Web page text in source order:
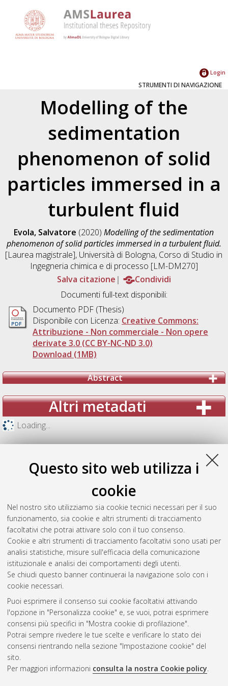
Questo sito web utilizza i
cookie
Nel nostro sito utilizziamo sia cookie tecnici necessari per il suo
funzionamento, sia cookie e altri strumenti di tracciamento
facoltativi che potrai attivare solo con il tuo consenso.
Cookie e altri strumenti di tracciamento facoltativi sono usati per
analisi statistiche, misure sull'efficacia della comunicazione
istituzionale e analisi dei comportamenti degli utenti.
Se chiudi questo banner continuerai la navigazione solo con i
cookie necessari.
Puoi esprimere il consenso sui cookie facoltativi attivando
l'opzione in "Personalizza cookie" e, se vuoi, potrai esprimere
consensi più specifici in "Mostra cookie di profilazione".
Potrai sempre rivedere le tue scelte e verificare lo stato dei
consensi rientrando nella sezione "Impostazione cookie" del
sito.
Per maggiori informazioni consulta la nostra Cookie policy.
Login
STRUMENTI DI NAVIGAZIONE
Modelling of the
sedimentation
phenomenon of solid
particles immersed in a
turbulent fluid
Evola, Salvatore (2020)Modelling of the sedimentation
phenomenon of solid particles immersed in a turbulent fluid.
[Laurea magistrale], Università di Bologna, Corso di Studio in
Ingegneria chimica e di processo [LM-DM270]
Salva citazione
Condividi
Documenti full-text disponibili:
Documento PDF (Thesis)
Disponibile con Licenza: Creative Commons:
Attribuzione - Non commerciale - Non opere
derivate 3.0 (CC BY-NC-ND 3.0)
Download (1MB)
Abstract
Altri metadati
Loading...
Gestione del documento:
Atom
Rss 1.0
Rss 2.0
AMS Laurea